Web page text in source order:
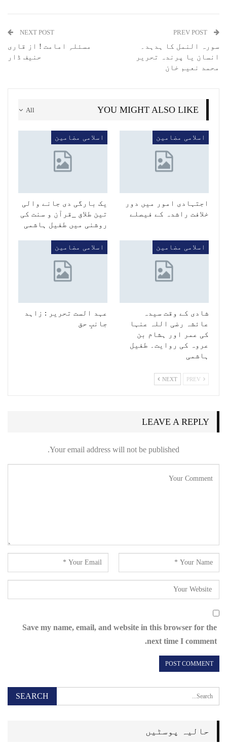
سورہ النمل کا ہدہد۔
انسان یا پرندہ تحریر
محمد نعیم خان
NEXT POST
مسئلہِ امامت ! از قاری
حنیف ڈار
All YOU MIGHT ALSO LIKE
اسلامی مضامین
اجتہادی امور میں دور
خلافت راشدہ کے فیصلے
اسلامی مضامین
یک بارگی دی جانے والی
تین طلاق _قرآن و سنت کی
روشنی میں طفیل ہاشمی
اسلامی مضامین
شادی کے وقت سیدہ
عائشہ رضی اللہ عنہا
کی عمر اور ہشام بن
عروہ کی روایت۔ طفیل
ہاشمی
اسلامی مضامین
عہد الست تحریر : زاہد
جانبِ حق
NEXT
LEAVE A REPLY
Your email address will not be published.
Save my name, email, and website in this browser for the
next time I comment.
حالیہ پوسٹیں